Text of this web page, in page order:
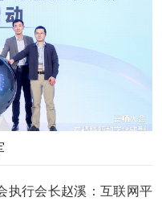
执行会长赵溪：互联网平